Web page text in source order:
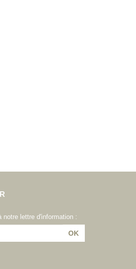
notre lettre d'information :